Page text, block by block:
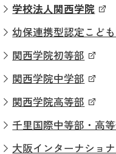
学校法人関西学院
幼保連携型認定こど
関西学院初等部
関西学院中学部
関西学院高等部
千里国際中等部・高
大阪インターナショ